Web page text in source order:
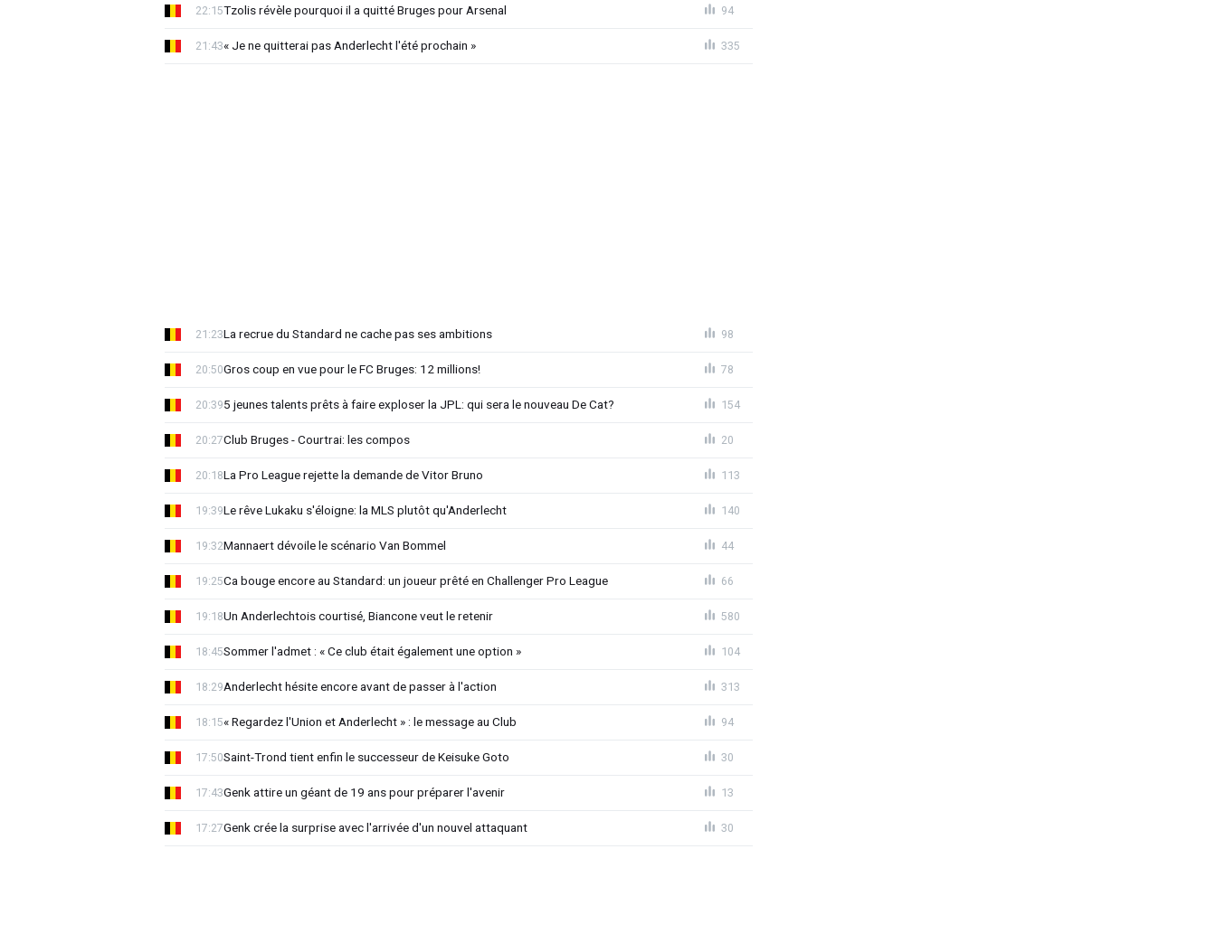
Tzolis révèle pourquoi il a quitté Bruges pour Arsenal
22:15 94
« Je ne quitterai pas Anderlecht l'été prochain »
21:43 335
La recrue du Standard ne cache pas ses ambitions
21:23 98
Gros coup en vue pour le FC Bruges: 12 millions!
20:50 78
5 jeunes talents prêts à faire exploser la JPL: qui sera le nouveau De Cat?
20:39 154
Club Bruges - Courtrai: les compos
20:27 20
La Pro League rejette la demande de Vitor Bruno
20:18 113
Le rêve Lukaku s'éloigne: la MLS plutôt qu'Anderlecht
19:39 140
Mannaert dévoile le scénario Van Bommel
19:32 44
Ca bouge encore au Standard: un joueur prêté en Challenger Pro League
19:25 66
Un Anderlechtois courtisé, Biancone veut le retenir
19:18 580
Sommer l'admet : « Ce club était également une option »
18:45 104
Anderlecht hésite encore avant de passer à l'action
18:29 313
« Regardez l'Union et Anderlecht » : le message au Club
18:15 94
Saint-Trond tient enfin le successeur de Keisuke Goto
17:50 30
Genk attire un géant de 19 ans pour préparer l'avenir
17:43 13
Genk crée la surprise avec l'arrivée d'un nouvel attaquant
17:27 30